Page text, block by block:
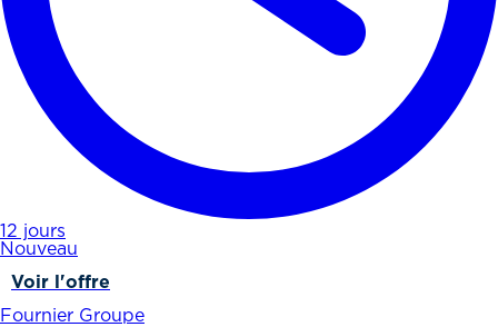
12 jours
Nouveau
Voir l'offre
Fournier Groupe